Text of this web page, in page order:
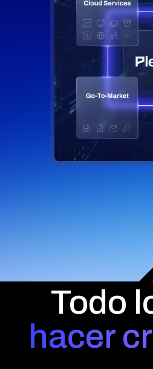
Todo
hacer